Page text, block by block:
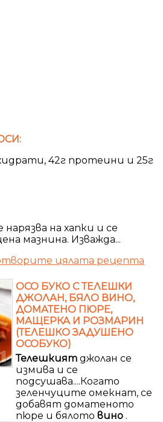
42г протеини и 25г
на хапки и се
мазнина. Изважда...
цялата рецепта
ОСО БУКО С ТЕЛЕШКИ
ДЖОЛАН, БЯЛО ВИНО,
ДОМАТЕНО ПЮРЕ,
МАЩЕРКА И РОЗМАРИН
(ТЕЛЕШКО ЗАДУШЕНО
ОСОБУКО)
Телешкият джолан се
измива и се
подсушава....Когато
зеленчуците омекнат, се
добавят доматеното
пюре и бялото вино .